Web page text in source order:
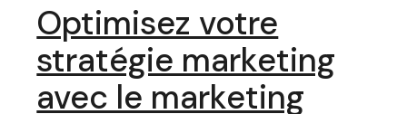
Optimisez votre
stratégie marketing
avec le marketing